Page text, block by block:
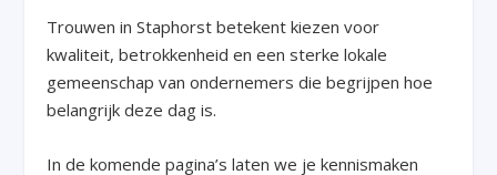
Trouwen in Staphorst betekent kiezen voor
kwaliteit, betrokkenheid en een sterke lokale
gemeenschap van ondernemers die begrijpen hoe
belangrijk deze dag is.
In de komende pagina’s laten we je kennismaken